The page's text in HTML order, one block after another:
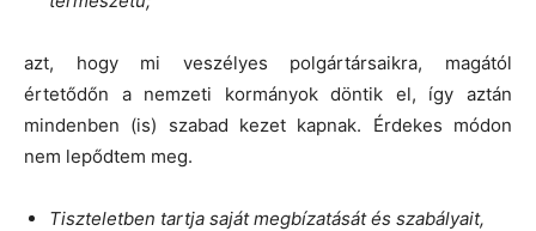
azt, hogy mi veszélyes polgártársaikra, magától
értetődőn a nemzeti kormányok döntik el, így aztán
mindenben (is) szabad kezet kapnak. Érdekes módon
nem lepődtem meg.
Tiszteletben tartja saját megbízatását és szabályait,